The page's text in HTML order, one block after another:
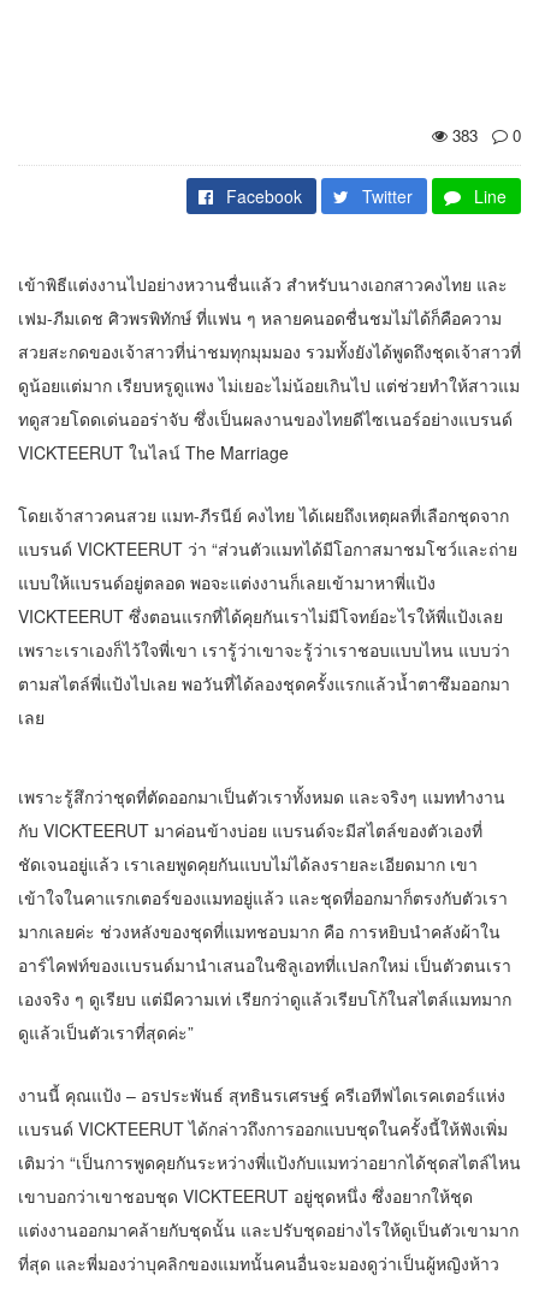
383 0
Facebook Twitter Line
เข้าพิธีแต่งงานไปอย่างหวานชื่นแล้ว สำหรับนางเอกสาวคงไทย และ
เฟม-ภีมเดช ศิวพรพิทักษ์ ที่แฟน ๆ หลายคนอดชื่นชมไม่ได้ก็คือความ
สวยสะกดของเจ้าสาวที่น่าชมทุกมุมมอง รวมทั้งยังได้พูดถึงชุดเจ้าสาวที่
ดูน้อยแต่มาก เรียบหรูดูแพง ไม่เยอะไม่น้อยเกินไป แต่ช่วยทำให้สาวแม
ทดูสวยโดดเด่นออร่าจับ ซึ่งเป็นผลงานของไทยดีไซเนอร์อย่างแบรนด์
VICKTEERUT ในไลน์ The Marriage
โดยเจ้าสาวคนสวย แมท-ภีรนีย์ คงไทย ได้เผยถึงเหตุผลที่เลือกชุดจาก
แบรนด์ VICKTEERUT ว่า “ส่วนตัวแมทได้มีโอกาสมาชมโชว์และถ่าย
แบบให้แบรนด์อยู่ตลอด พอจะแต่งงานก็เลยเข้ามาหาพี่แป้ง
VICKTEERUT ซึ่งตอนแรกที่ได้คุยกันเราไม่มีโจทย์อะไรให้พี่แป้งเลย
เพราะเราเองก็ไว้ใจพี่เขา เรารู้ว่าเขาจะรู้ว่าเราชอบแบบไหน แบบว่า
ตามสไตล์พี่แป้งไปเลย พอวันที่ได้ลองชุดครั้งแรกแล้วน้ำตาซึมออกมา
เลย
เพราะรู้สึกว่าชุดที่ตัดออกมาเป็นตัวเราทั้งหมด และจริงๆ แมททำงาน
กับ VICKTEERUT มาค่อนข้างบ่อย แบรนด์จะมีสไตล์ของตัวเองที่
ชัดเจนอยู่แล้ว เราเลยพูดคุยกันแบบไม่ได้ลงรายละเอียดมาก เขา
เข้าใจในคาแรกเตอร์ของแมทอยู่แล้ว และชุดที่ออกมาก็ตรงกับตัวเรา
มากเลยค่ะ ช่วงหลังของชุดที่แมทชอบมาก คือ การหยิบนำคลังผ้าใน
อาร์ไคฟท์ของเเบรนด์มานำเสนอในซิลูเอทที่เเปลกใหม่ เป็นตัวตนเรา
เองจริง ๆ ดูเรียบ แต่มีความเท่ เรียกว่าดูแล้วเรียบโก้ในสไตล์แมทมาก
ดูแล้วเป็นตัวเราที่สุดค่ะ”
งานนี้ คุณแป้ง – อรประพันธ์ สุทธินรเศรษฐ์ ครีเอทีฟไดเรคเตอร์แห่ง
เเบรนด์ VICKTEERUT ได้กล่าวถึงการออกแบบชุดในครั้งนี้ให้ฟังเพิ่ม
เติมว่า “เป็นการพูดคุยกันระหว่างพี่แป้งกับแมทว่าอยากได้ชุดสไตล์ไหน
เขาบอกว่าเขาชอบชุด VICKTEERUT อยู่ชุดหนึ่ง ซึ่งอยากให้ชุด
แต่งงานออกมาคล้ายกับชุดนั้น และปรับชุดอย่างไรให้ดูเป็นตัวเขามาก
ที่สุด และพี่มองว่าบุคลิกของแมทนั้นคนอื่นจะมองดูว่าเป็นผู้หญิงห้าว